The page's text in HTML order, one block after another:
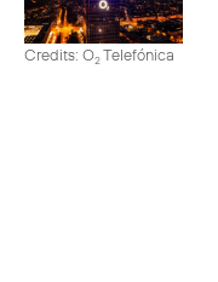
Credits: O2Telefónica